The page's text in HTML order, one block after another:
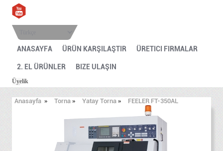
ANASAYFA ÜRÜN KARŞILAŞTIR ÜRETICI FIRMALAR
2. EL ÜRÜNLER BIZE ULAŞIN
Üyelik
Anasayfa » Torna » Yatay Torna » FEELER FT-350AL